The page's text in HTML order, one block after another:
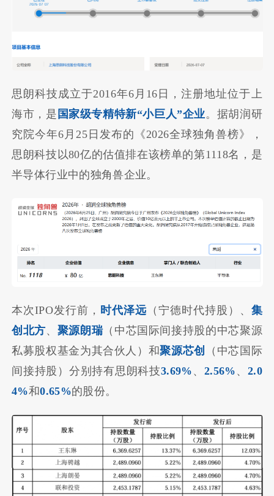
思朗科技成立于2016年6月16日，注册地址位于上
海市，是 国家级专精特新“小巨人”企业。据胡润研
究院今年6月25日发布的《2026全球独角兽榜》，
思朗科技以80亿的估值排在该榜单的第1118名，是
半导体行业中的独角兽企业。
本次IPO发行前， 时代泽远 （宁德时代持股）、 集
创北方、 聚源朗瑞（中芯国际间接持股的中芯聚源
私募股权基金为其合伙人）和聚源芯创
（中芯国际
间接持股）分别持有思朗科技3.69% 、 2.56% 、 2.0
4%和0.65%的股份。